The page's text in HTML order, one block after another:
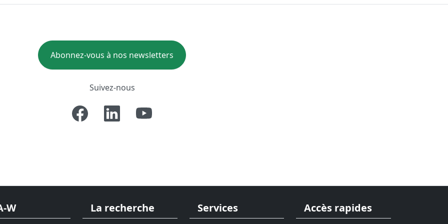
Abonnez-vous à nos newsletters
Suivez-nous
W La recherche Services Accès rapides